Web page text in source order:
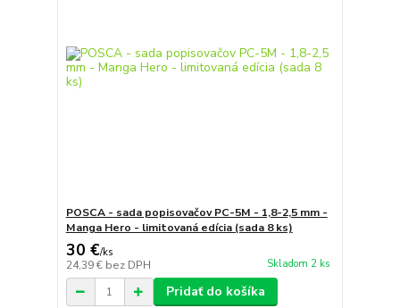
POSCA - sada popisovačov PC-5M - 1,8-2,5 mm -
Manga Hero - limitovaná edícia (sada 8 ks)
30 €/ks
24,39 € bez DPH Skladom 2 ks
Pridať do košíka